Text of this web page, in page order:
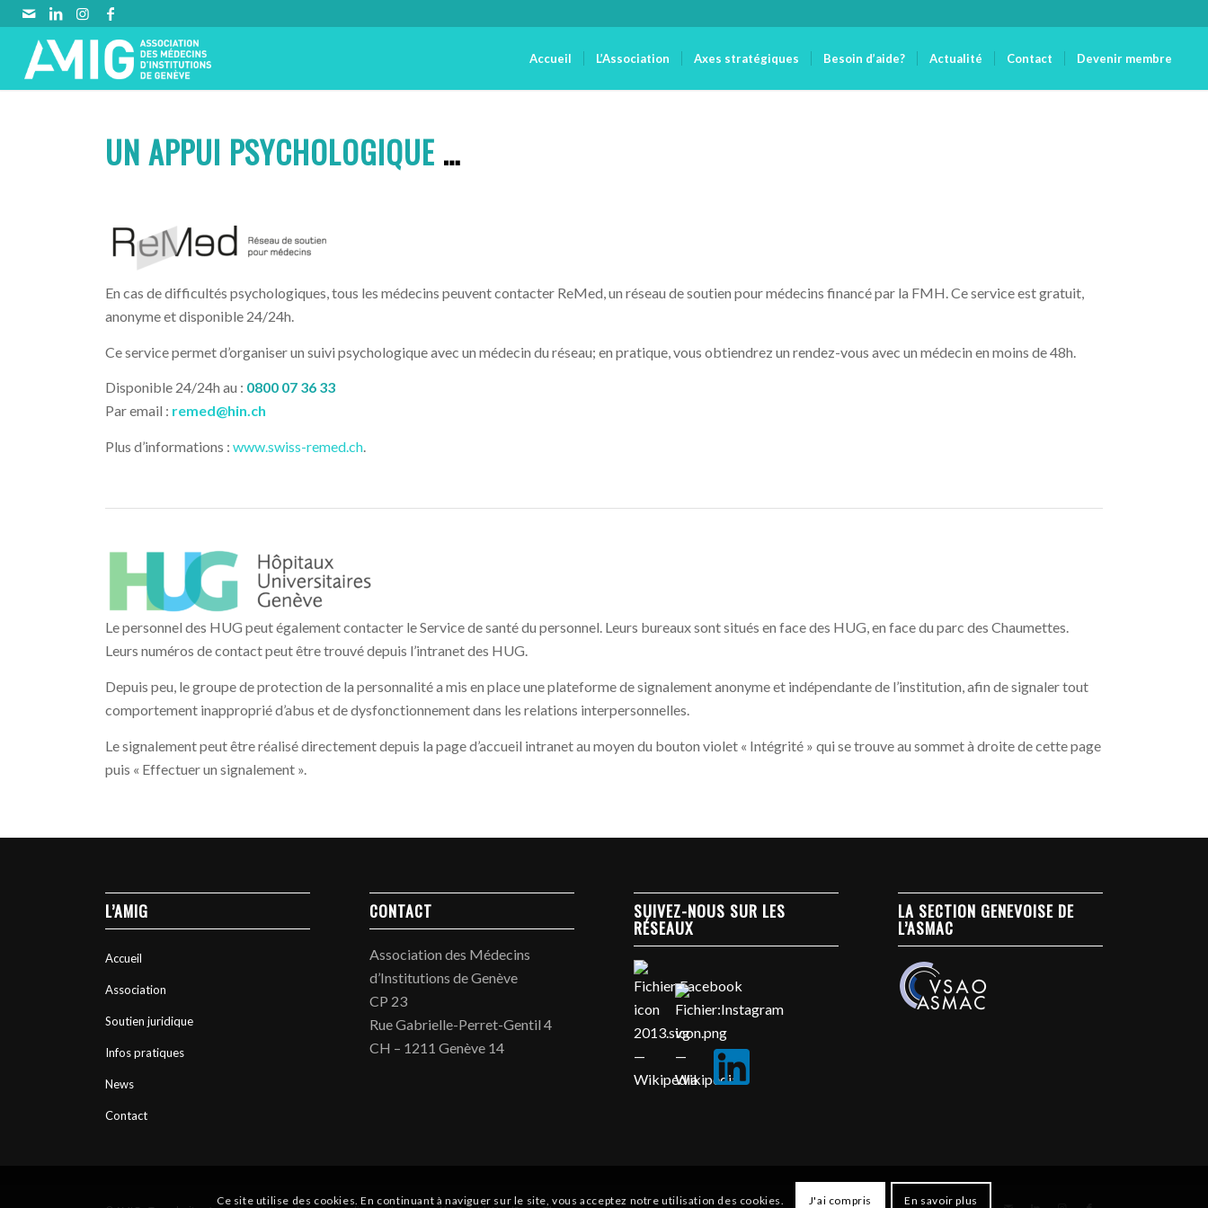
Accueil L’Association Axes stratégiques Besoin d’aide? Actualité Contact Devenir membre
UN APPUI PSYCHOLOGIQUE …
En cas de difficultés psychologiques, tous les médecins peuvent contacter ReMed, un réseau de soutien pour médecins financé par la FMH. Ce service est gratuit,
anonyme et disponible 24/24h.
Ce service permet d’organiser un suivi psychologique avec un médecin du réseau; en pratique, vous obtiendrez un rendez-vous avec un médecin en moins de 48h.
Disponible 24/24h au : 0800 07 36 33
Par email : remed@hin.ch
Plus d’informations :www.swiss-remed.ch
Le personnel des HUG peut également contacter le Service de santé du personnel. Leurs bureaux sont situés en face des HUG, en face du parc des Chaumettes.
Leurs numéros de contact peut être trouvé depuis l’intranet des HUG.
Depuis peu, le groupe de protection de la personnalité a mis en place une plateforme de signalement anonyme et indépendante de l’institution, afin de signaler tout
comportement inapproprié d’abus et de dysfonctionnement dans les relations interpersonnelles.
Le signalement peut être réalisé directement depuis la page d’accueil intranet au moyen du bouton violet « Intégrité » qui se trouve au sommet à droite de cette page
puis « Effectuer un signalement ».
L’AMIG
Accueil
Association
Soutien juridique
Infos pratiques
News
Contact
CONTACT
Association des Médecins
d’Institutions de Genève
CP 23
Rue Gabrielle-Perret-Gentil 4
CH – 1211 Genève 14
SUIVEZ-NOUS SUR LES
RÉSEAUX
LA SECTION GENEVOISE DE
L’ASMAC
Ce site utilise des cookies. En continuant à naviguer sur le site, vous acceptez notre utilisation des cookies. J'ai compris En savoir plus